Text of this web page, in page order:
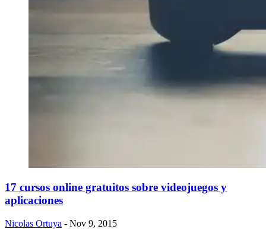
​17 cursos online gratuitos sobre videojuegos y
aplicaciones
Nicolas Ortuya - Nov 9, 2015